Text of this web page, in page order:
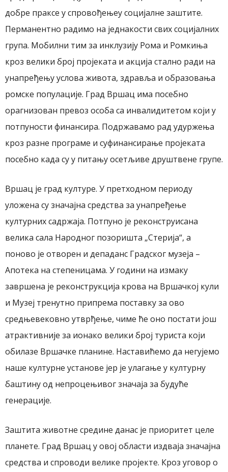
добре праксе у спровођењеу социјалне заштите.
Перманентно радимо на једнакости свих социјалних
група. Мобилни тим за инклузију Рома и Ромкиња
кроз велики број пројеката и акција стално ради на
унапређењу услова живота, здравља и образовања
ромске популације. Град Вршац има посебно
орагнизован превоз особа са инвалидитетом који у
потпуности финансира. Подржавамо рад удуржења
кроз разне програме и суфинансирање пројеката
посебно када су у питању осетљиве друштвене групе.
Вршац је град културе. У претходном периоду
уложена су значајна средства за унапређење
културних садржаја. Потпуно је реконструисана
велика сала Народног позоришта „Стерија“, а
поново је отворен и депаданс Градског музеја –
Апотека на степеницама. У години на измаку
завршена је реконструкција крова на Вршачкој кули
и Музеј тренутно припрема поставку за ово
средњевековно утврђење, чиме ће оно постати још
атрактивније за ионако велики број туриста који
обилазе Вршачке планине. Наставићемо да негујемо
наше културне установе јер је улагање у културну
баштину од непроцењивог значаја за будуће
генерације.
Заштита животне средине данас је приоритет целе
планете. Град Вршац у овој области издваја значајна
средства и спроводи велике пројекте. Кроз уговор о